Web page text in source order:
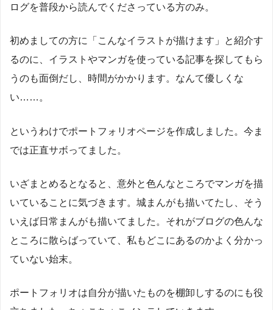
ログを普段から読んでくださっている方のみ。
初めましての方に「こんなイラストが描けます」と紹介す
るのに、イラストやマンガを使っている記事を探してもら
うのも面倒だし、時間がかかります。なんて優しくな
い……。
というわけでポートフォリオページを作成しました。今ま
では正直サボってました。
いざまとめるとなると、意外と色んなところでマンガを描
いていることに気づきます。城まんがも描いてたし、そう
いえば日常まんがも描いてました。それがブログの色んな
ところに散らばっていて、私もどこにあるのかよく分かっ
ていない始末。
ポートフォリオは自分が描いたものを棚卸しするのにも役